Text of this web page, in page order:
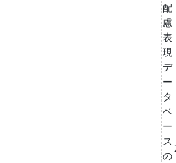
配
慮
表
現
デ
ー
タ
ベ
ー
ス
の